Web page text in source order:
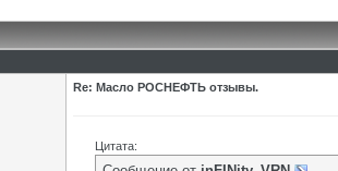
Re: Масло РОСНЕФТЬ отзывы.
Цитата: